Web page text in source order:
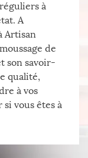
à
A
Artisan
de
son savoir-
qualité,
à vos
si vous êtes à